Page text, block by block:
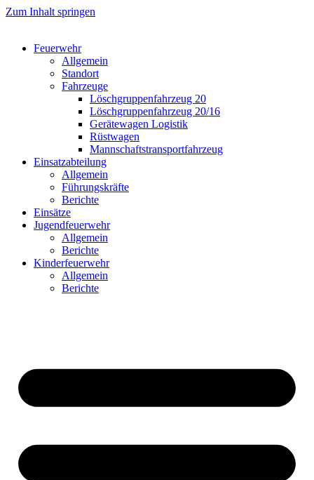
Zum Inhalt springen
Feuerwehr
Allgemein
Standort
Fahrzeuge
Löschgruppen­fahrzeug 20
Lösch­gruppen­fahrzeug 20/16
Geräte­wagen Logistik
Rüst­wagen
Mannschafts­transportfahrzeug
Einsatz­abteilung
Allgemein
Führungs­kräfte
Berichte
Einsätze
Jugend­feuerwehr
Allgemein
Berichte
Kinder­feuerwehr
Allgemein
Berichte